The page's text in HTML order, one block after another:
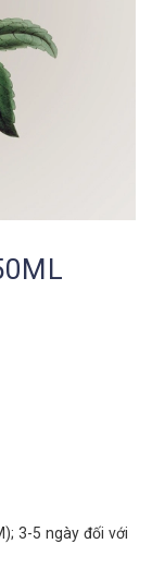
3-5 ngày đối với